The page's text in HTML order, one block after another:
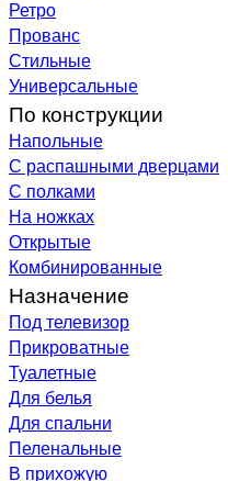
Ретро
Прованс
Стильные
Универсальные
По конструкции
Напольные
С распашными дверцами
С полками
На ножках
Открытые
Комбинированные
Назначение
Под телевизор
Прикроватные
Туалетные
Для белья
Для спальни
Пеленальные
В прихожую